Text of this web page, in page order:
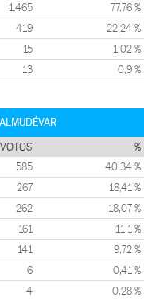
1.465 77,76 %
419 22,24 %
15 1,02 %
13 0,9 %
VOTOS %
585 40,34 %
267 18,41 %
262 18,07 %
161 11,1 %
141 9,72 %
6 0,41 %
4 0,28 %